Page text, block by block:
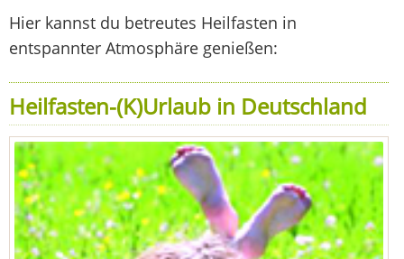
Hier kannst du betreutes Heilfasten in
entspannter Atmosphäre genießen:
Heilfasten-(K)Urlaub in Deutschland